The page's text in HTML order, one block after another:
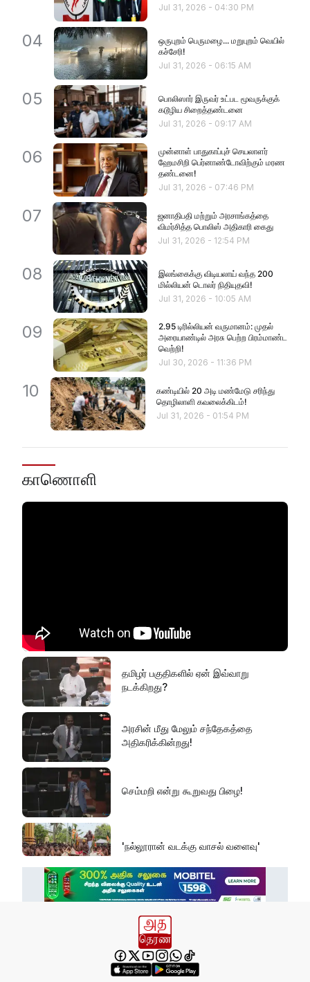
Jul 31, 2026 - 04:30 PM
04
ஒருபுறம் பெருமழை... மறுபுறம் வெயில்
கச்சேரி!
Jul 31, 2026 - 06:15 AM
05
பொலிஸார் இருவர் உட்பட மூவருக்குக்
கடூழிய சிறைத்தண்டனை
Jul 31, 2026 - 09:17 AM
06
முன்னாள் பாதுகாப்புச் செயலாளர்
ஹேமசிறி பெர்னாண்டோவிற்கும் மரண
தண்டனை!
Jul 31, 2026 - 07:46 PM
07
ஜனாதிபதி மற்றும் அரசாங்கத்தை
விமர்சித்த பொலிஸ் அதிகாரி கைது
Jul 31, 2026 - 12:54 PM
08
இலங்கைக்கு விடியலாய் வந்த 200
மில்லியன் டொலர் நிதியுதவி!
Jul 31, 2026 - 10:05 AM
09
2.95 டிரில்லியன் வருமானம்: முதல்
அரையாண்டில் அரசு பெற்ற பிரம்மாண்ட
வெற்றி!
Jul 30, 2026 - 11:36 PM
10
கண்டியில் 20 அடி மண்மேடு சரிந்து
தொழிலாளி கவலைக்கிடம்!
Jul 31, 2026 - 01:54 PM
காணொளி
தமிழர் பகுதிகளில் ஏன் இவ்வாறு
நடக்கிறது?
அரசின் மீது மேலும் சந்தேகத்தை
அதிகரிக்கின்றது!
செம்மறி என்று கூறுவது பிழை!
'நல்லூரான் வடக்கு வாசல் வளைவு'
எல் நினோவை எதிர்கொள்ளத் தயாராக
வனஜீவராசிகள் அதிகாரிகளால் மீட்பு!